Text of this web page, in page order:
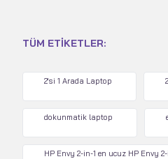
TÜM ETIKETLER:
2'si 1 Arada Laptop
dokunmatik laptop
HP Envy 2-in-1 en ucuz HP Envy